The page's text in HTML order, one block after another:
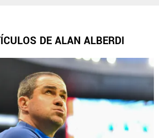
Políticas de Privacidad
Ad Choices
América Monumental, al igual que Futbol Sites, es
una compañía perteneciente a Better Collective.
Todos los derechos reservados.
DE ALAN ALBERDI